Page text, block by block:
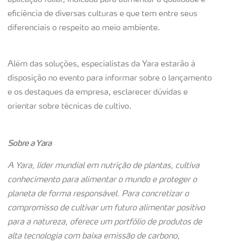
eficiência de diversas culturas e que tem entre seus
diferenciais o respeito ao meio ambiente.
Além das soluções, especialistas da Yara estarão à
disposição no evento para informar sobre o lançamento
e os destaques da empresa, esclarecer dúvidas e
orientar sobre técnicas de cultivo.
Sobre a Yara
A Yara, líder mundial em nutrição de plantas, cultiva
conhecimento para alimentar o mundo e proteger o
planeta de forma responsável. Para concretizar o
compromisso de cultivar um futuro alimentar positivo
para a natureza, oferece um portfólio de produtos de
alta tecnologia com baixa emissão de carbono,